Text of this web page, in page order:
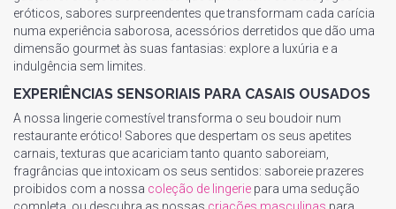
eróticos, sabores surpreendentes que transformam cada carícia
numa experiência saborosa, acessórios derretidos que dão uma
dimensão gourmet às suas fantasias: explore a luxúria e a
indulgência sem limites.
EXPERIÊNCIAS SENSORIAIS PARA CASAIS OUSADOS
A nossa lingerie comestível transforma o seu boudoir num
restaurante erótico! Sabores que despertam os seus apetites
carnais, texturas que acariciam tanto quanto saboreiam,
fragrâncias que intoxicam os seus sentidos: saboreie prazeres
proibidos com a nossa coleção de lingerie para uma sedução